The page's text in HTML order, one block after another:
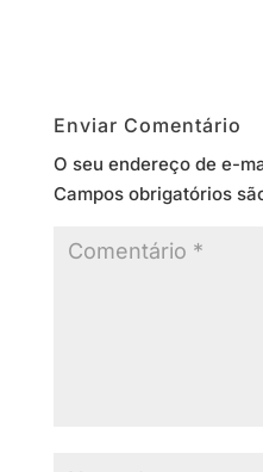
Enviar Comentário
O seu endereço de e-
Campos obrigatórios